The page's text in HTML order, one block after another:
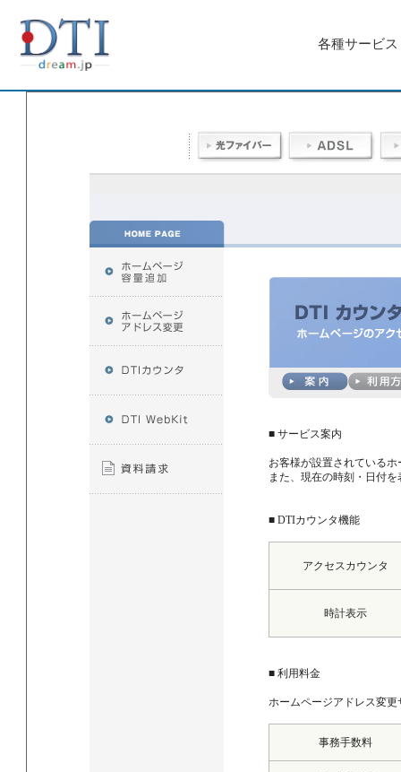
各種サービス
■ サービス案内
お客様が設置されている
また、現在の時刻・日付
■ DTIカウンタ機能
アクセスカウンタ
時計表示
■ 利用料金
ホームページアドレス変
事務手数料